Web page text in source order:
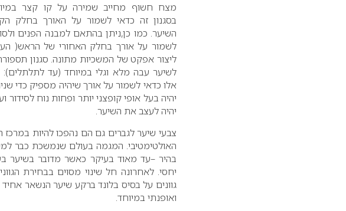
מצח חשוף מחייב שמירה על קו קצר
בסגנון זה כדאי לשמור על האורך בחלק
השיער. כמו כן,ניתן בהתאם למבנה הפנים
לשמור על אורך בחלק האחורי של הראש(
ליצור אפקט של המשכיות מתונה. סגנון
לשיער עבה מלא וגלי במיוחד (עד
אלו כדאי לשמור על אורך שיהיה מספיק כדי
יהיה בעל אופי קופצני יותר ופחות נוח
יהיה לעצב את השיער.
צבעי שיער לגברים גם הם נהפכו להיות
האולטימטיבי. המגמה בעולם שנמשכת כבר
בהיר –עד מאוד בעיקר כאשר מדובר בשיער
יחסי. לאחרונה חל שינוי מסוים בבחירת
גוונים על בסיס בלונד ברקע שיער הנשאר
ואופנתי במיוחד.